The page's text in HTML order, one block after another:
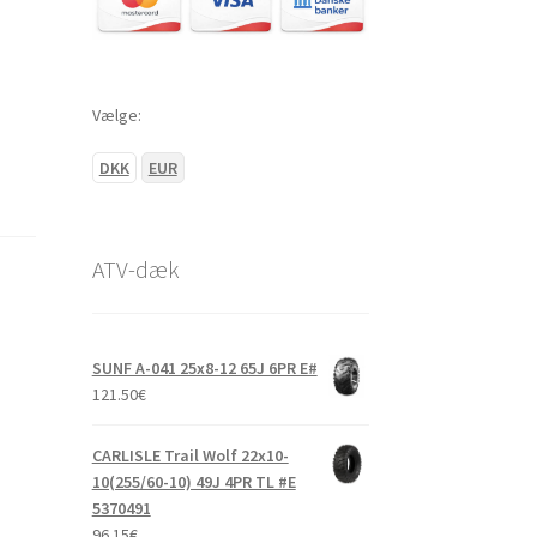
Vælge:
DKK EUR
ATV-dæk
SUNF A-041 25x8-12 65J 6PR E#
121.50€
CARLISLE Trail Wolf 22x10-
10(255/60-10) 49J 4PR TL #E
5370491